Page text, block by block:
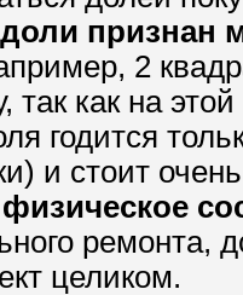
признан
2
так как на
годится
и стоит
ремонта,
целиком.